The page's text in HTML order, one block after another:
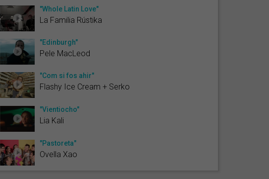
"Whole Latin Love"
La Familia Rústika
"Edinburgh"
Pele MacLeod
"Com si fos ahir"
Flashy Ice Cream + Serko
"Vientiocho"
Lia Kali
"Pastoreta"
Ovella Xao